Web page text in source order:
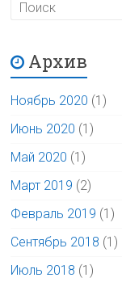
Архив
Ноябрь 2020 (1)
Июнь 2020 (1)
Май 2020 (1)
Март 2019 (2)
Февраль 2019 (1)
Сентябрь 2018 (1)
Июль 2018 (1)